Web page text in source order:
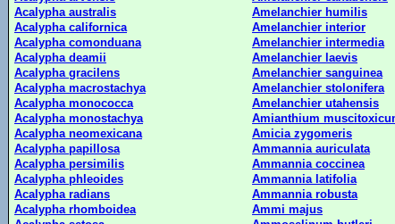
Acalypha australis
Amelanchier humilis
Acalypha californica
Amelanchier interior
Acalypha comonduana
Amelanchier intermedia
Acalypha deamii
Amelanchier laevis
Acalypha gracilens
Amelanchier sanguinea
Acalypha macrostachya
Amelanchier stolonifera
Acalypha monococca
Amelanchier utahensis
Acalypha monostachya
Amianthium
Acalypha neomexicana
Amicia zygomeris
Acalypha papillosa
Ammannia auriculata
Acalypha persimilis
Ammannia coccinea
Acalypha phleoides
Ammannia latifolia
Acalypha radians
Ammannia robusta
Acalypha rhomboidea
Ammi majus